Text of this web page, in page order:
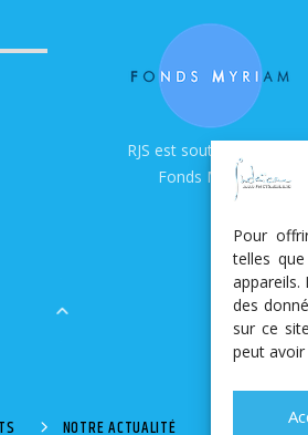
Pour
telles
des
sur ce
peut
RJS est soutenue par le
Fonds Myriam
NOTRE ACTUALITÉ